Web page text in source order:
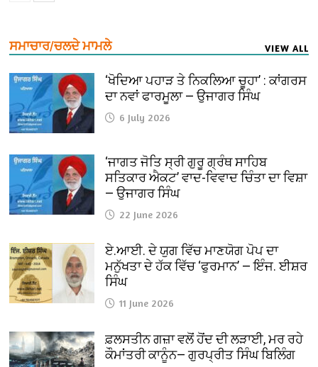
ਸਮਾਚਾਰ/ਚਲਦੇ ਮਾਮਲੇ VIEW ALL
‘ਖੋਦਿਆ ਪਹਾੜ ਤੇ ਨਿਕਲਿਆ ਚੂਹਾ’ : ਕਾਂਗਰਸ
ਦਾ ਨਵਾਂ ਫਾਰਮੂਲਾ — ਉਜਾਗਰ ਸਿੰਘ
6 July 2026
‘ਜਾਗਤ ਜੋਤਿ ਸ੍ਰੀ ਗੁਰੂ ਗ੍ਰੰਥ ਸਾਹਿਬ
ਸਤਿਕਾਰ ਐਕਟ’ ਵਾਦ-ਵਿਵਾਦ ਚਿੰਤਾ ਦਾ ਵਿਸ਼ਾ
— ਉਜਾਗਰ ਸਿੰਘ
22 June 2026
ਏ.ਆਈ. ਦੇ ਯੁਗ ਵਿੱਚ ਮਾਣਯੋਗ ਪੋਪ ਦਾ
ਮਨੁੱਖਤਾ ਦੇ ਹੱਕ ਵਿੱਚ ‘ਫੁਰਮਾਨ’ — ਇੰਜ. ਈਸ਼ਰ
ਸਿੰਘ
11 June 2026
ਫ਼ਲਸਤੀਨ ਗਜ਼ਾ ਵਲੋਂ ਹੋਂਦ ਦੀ ਲੜਾਈ, ਮਰ ਰਹੇ
ਕੌਮਾਂਤਰੀ ਕਾਨੂੰਨ— ਗੁਰਪ੍ਰੀਤ ਸਿੰਘ ਬਿਲਿੰਗ